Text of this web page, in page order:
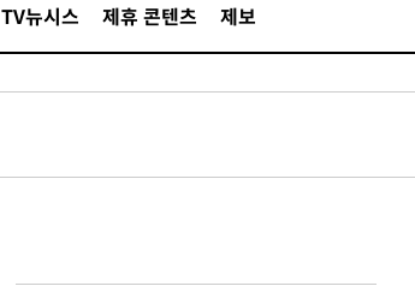
TV뉴시스 제휴 콘텐츠 제보